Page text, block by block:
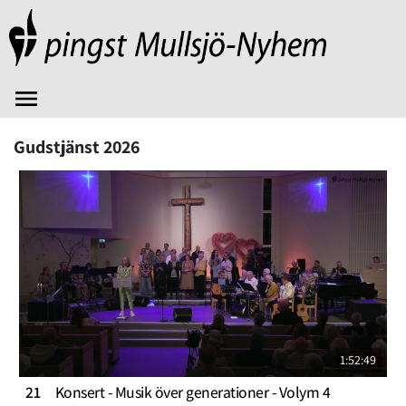
Gudstjänst 2026
1:52:49
21 Konsert - Musik över generationer - Volym 4